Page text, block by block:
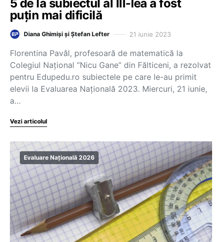
5 de la subiectul al III-lea a fost
puțin mai dificilă
Diana Ghimiși și Ștefan Lefter 21 iunie 2023
Florentina Pavăl, profesoară de matematică la
Colegiul Național “Nicu Gane” din Fălticeni, a rezolvat
pentru Edupedu.ro subiectele pe care le-au primit
elevii la Evaluarea Națională 2023. Miercuri, 21 iunie,
a…
Vezi articolul
Evaluare Națională 2026